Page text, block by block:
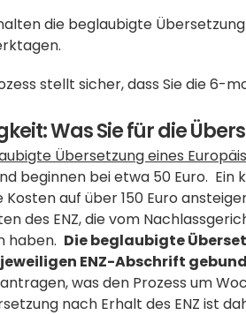
die beglaubigte
stellt sicher, dass Sie die 6-
Was Sie für die
Übersetzung eines
beginnen bei etwa 50 Euro.
auf über 150 Euro
des ENZ, die vom
haben. Die beglaubigte
ENZ-Abschrift
was den Prozess um
nach Erhalt des ENZ ist